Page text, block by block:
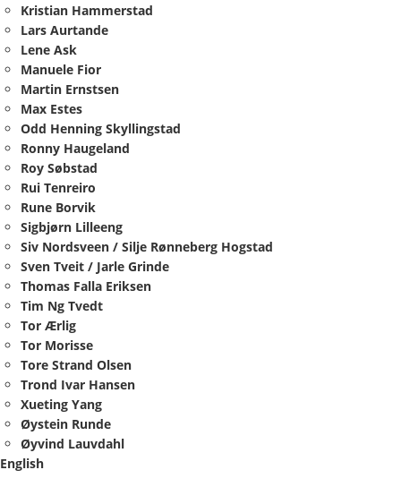
Kristian Hammerstad
Lars Aurtande
Lene Ask
Manuele Fior
Martin Ernstsen
Max Estes
Odd Henning Skyllingstad
Ronny Haugeland
Roy Søbstad
Rui Tenreiro
Rune Borvik
Sigbjørn Lilleeng
Siv Nordsveen / Silje Rønneberg Hogstad
Sven Tveit / Jarle Grinde
Thomas Falla Eriksen
Tim Ng Tvedt
Tor Ærlig
Tor Morisse
Tore Strand Olsen
Trond Ivar Hansen
Xueting Yang
Øystein Runde
Øyvind Lauvdahl
English